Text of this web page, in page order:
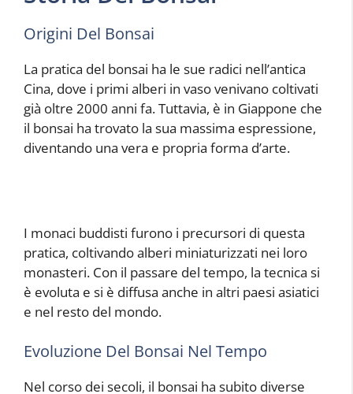
Origini Del Bonsai
La pratica del bonsai ha le sue radici nell’antica
Cina, dove i primi alberi in vaso venivano coltivati
già oltre 2000 anni fa. Tuttavia, è in Giappone che
il bonsai ha trovato la sua massima espressione,
diventando una vera e propria forma d’arte.
I monaci buddisti furono i precursori di questa
pratica, coltivando alberi miniaturizzati nei loro
monasteri. Con il passare del tempo, la tecnica si
è evoluta e si è diffusa anche in altri paesi asiatici
e nel resto del mondo.
Evoluzione Del Bonsai Nel Tempo
Nel corso dei secoli, il bonsai ha subito diverse